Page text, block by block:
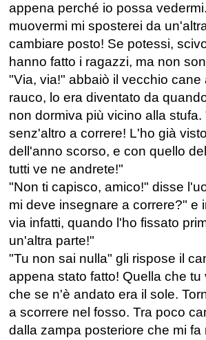
appena perché io possa
muovermi mi sposterei da
cambiare posto! Se potessi,
hanno fatto i ragazzi, ma non
"Via, via!" abbaiò il vecchio
rauco, lo era diventato da
non dormiva più vicino alla
senz'altro a correre! L'ho già
dell'anno scorso, e con quello
tutti ve ne andrete!"
"Non ti capisco, amico!" disse
mi deve insegnare a correre?" e
via infatti, quando l'ho fissato
un'altra parte!"
"Tu non sai nulla" gli rispose il
appena stato fatto! Quella che
che se n'è andato era il sole.
a scorrere nel fosso. Tra poco
dalla zampa posteriore che mi